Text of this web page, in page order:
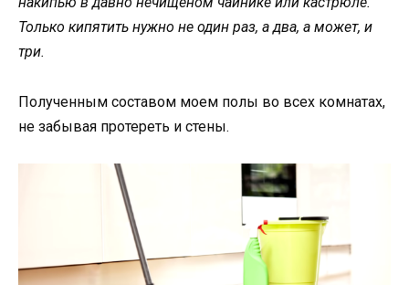
Только кипятить нужно не один раз, а два, а может, и
три.
Полученным составом моем полы во всех комнатах,
не забывая протереть и стены.